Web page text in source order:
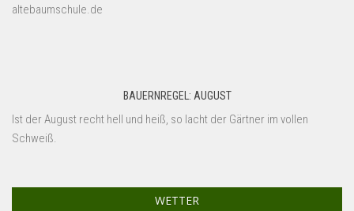
altebaumschule.de
BAUERNREGEL: AUGUST
Ist der August recht hell und heiß, so lacht der Gärtner im vollen
Schweiß.
WETTER